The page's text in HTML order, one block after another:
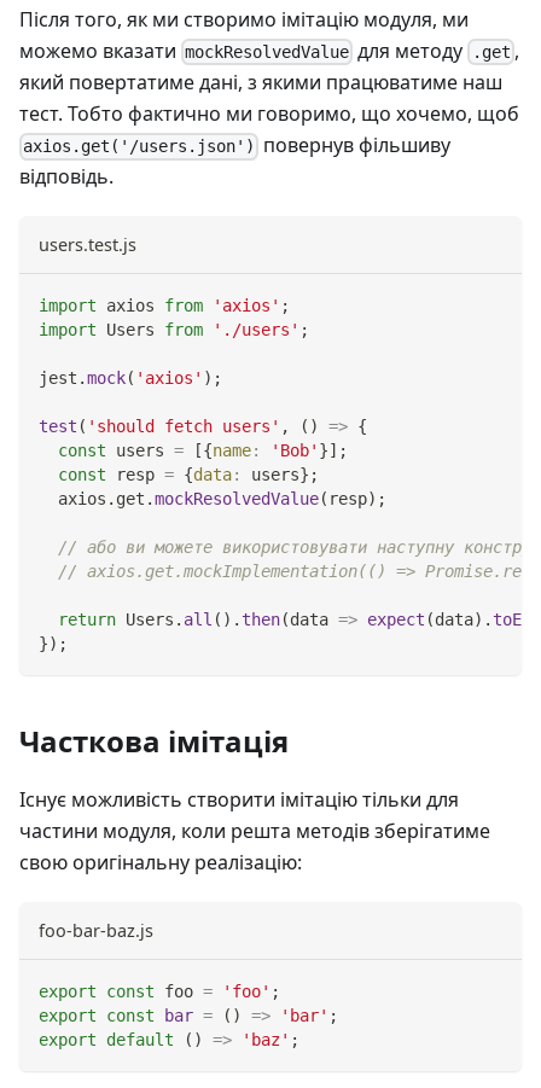
Після того, як ми створимо імітацію модуля, ми
можемо вказати mockResolvedValue для методу .get ,
який повертатиме дані, з якими працюватиме наш
тест. Тобто фактично ми говоримо, що хочемо, щоб
axios.get('/users.json')
повернув фільшиву
відповідь.
users.test.js
import axios from 'axios' ;
import
Users from './users' ;
jest .mock( 'axios' ) ;
test ( 'should fetch users' , ( ) => {
const users = [{name: 'Bob' }] ;
const resp = {data: users} ;
  axios
. get .mockResolvedValue( resp) ;
// або ви можете використовувати наступну
// axios.get.mockImplementation(() =>
return Users . all ( ) . then(data => expect (data) .
}) ;
Часткова імітація
Існує можливість створити імітацію тільки для
частини модуля, коли решта методів зберігатиме
свою оригінальну реалізацію:
foo-bar-baz.js
export const foo = 'foo' ;
export
const bar = ( ) => 'bar' ;
export
default ( ) => 'baz' ;